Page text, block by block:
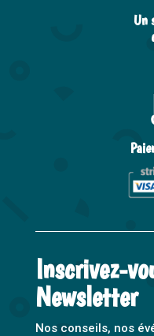
Un
Inscrivez-
Newsletter
Nos conseils, nos